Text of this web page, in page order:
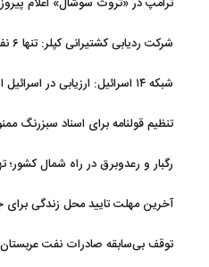
شبکه ۱۴ اسرائیل: ارزیابی در
تنظیم قولنامه برای اسناد سبزرنگ
رگبار و رعدوبرق در راه شمال
آخرین مهلت تایید محل زندگی برای
توقف بی‌سابقه صادرات نفت عربستان